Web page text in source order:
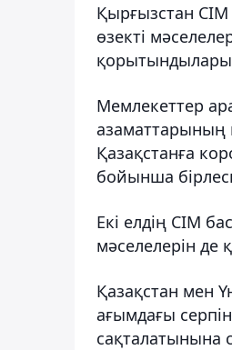
Қырғызстан
өзекті
қорытындылары
Мемлекеттер
азаматтарының
Қазақстанға
бойынша
Екі елдің СІМ
мәселелерін де
Қазақстан мен
ағымдағы
сақталатынына